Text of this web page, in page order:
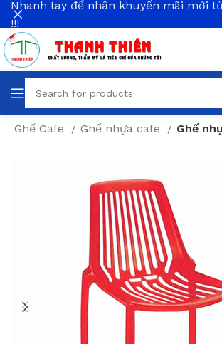
Ghế Cafe Ghế nhựa cafe Ghế
Nhanh tay để nhận khuyến mãi mới
!!!